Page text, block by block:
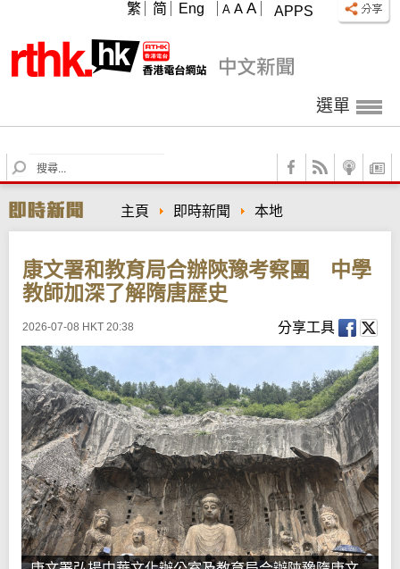
APPS
A A A
繁 简 Eng
選單
S
e
r
c
主頁 即時新聞 本地
康文署和教育局合辦陝豫考察團 中學
教師加深了解隋唐歷史
2026-07-08 HKT 20:38 分享工具